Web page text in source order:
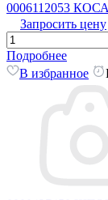
0006112053
Запросить цену
Подробнее
В избранное